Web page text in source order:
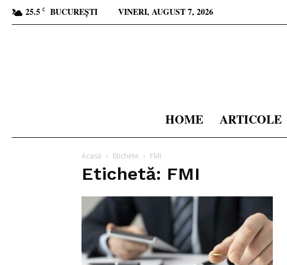
25.5 C BUCUREȘTI VINERI, AUGUST 7, 2026
HOME ARTICOLE
Acasă Etichete FMI
Etichetă: FMI